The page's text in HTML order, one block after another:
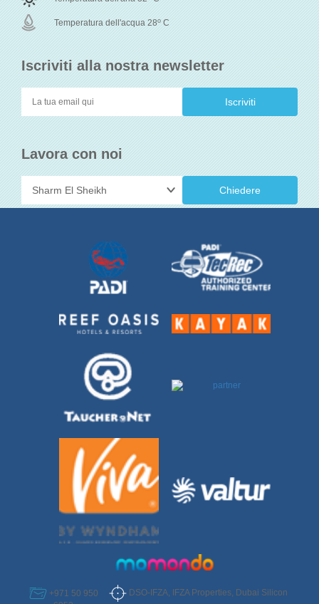
Iscriviti alla nostra newsletter
Lavora con noi
Chiedere
Temperatura dell'acqua 28o C
+971 50 950
DSO-IFZA, IFZA Properties, Dubai Silicon